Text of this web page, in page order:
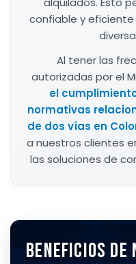
confiable y
Al tener las
autorizadas por el
el
normativas
de dos vías en
a nuestros clientes
las soluciones de
BENEFICIOS DE